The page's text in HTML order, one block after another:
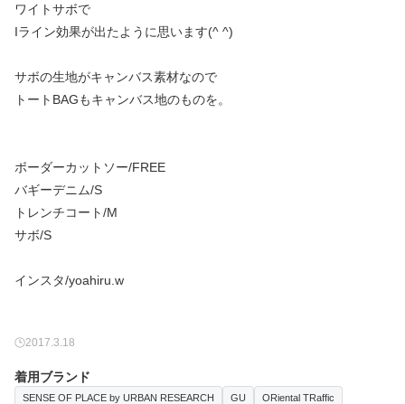
ワイトサボで
Iライン効果が出たように思います(^ ^)
サボの生地がキャンバス素材なので
トートBAGもキャンバス地のものを。
ボーダーカットソー/FREE
バギーデニム/S
トレンチコート/M
サボ/S
2017.3.18
着用ブランド
SENSE OF PLACE by URBAN RESEARCH GU ORiental TRaffic